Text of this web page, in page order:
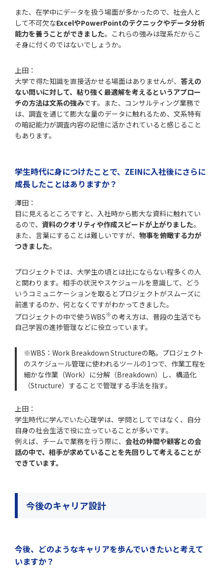
また、在学中にデータを扱う場面が多かったので、社会人と
して不可欠なExcelやPowerPointのテクニックやデータ分析
能力を養うことができました。これらの強みは理系だからこ
そ身に付くのではないでしょうか。
上田：
大学で得た知識を直接活かせる場面はありませんが、 答えの
ない問いに対して、粘り強く最適解を考えるというアプロー
チの方法は文系の強みです。また、コンサルティング業務で
は、調査を通じて膨大な量のデータに触れるため、文系特有
の暗記能力が調査内容の記憶に活かされていると感じること
もあります。
学生時代に身につけたことで、ZEINに入社後にさらに
成長したことはありますか？
澤田：
目に見えるところですと、入社時から膨大な資料に触れてい
るので、 資料のクオリティや作成スピードが上がりました。
また、言葉にすることは難しいですが、 物事を俯瞰する力が
つきました。
プロジェクトでは、大学生の頃とは比にならない程多くの人
と関わります。相手の状況やスケジュールを意識して、どう
いうコミュニケーションを取るとプロジェクトがスムーズに
前進するのか、何となくですがわかってきました。
プロジェクトの中で使うWBS※の考え方は、普段の生活でも
自己学習の進捗管理などに役立っています。
※WBS：Work Breakdown Structureの略。プロジェクト
のスケジュール管理に使われるツールの1つで、作業工程を
細かな作業（Work）に分解（Breakdown）し、構造化
（Structure）することで管理する手法を指す。
上田：
学生時代に学んでいた心理学は、学問としてではなく、自分
自身の社会生活で役に立っていることが多いです。
例えば、チームで業務を行う際に、 会社の仲間や顧客との会
話の中で、相手が求めていることを先回りして考えることが
できています。
今後のキャリア設計
今後、どのようなキャリアを歩んでいきたいと考えて
いますか？